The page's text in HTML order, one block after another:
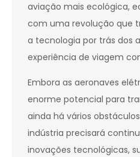
aviação mais ecológica,
com uma revolução que
a tecnologia por trás dos
experiência de viagem
Embora as aeronaves
enorme potencial para
ainda há vários
indústria precisará
inovações tecnológicas,